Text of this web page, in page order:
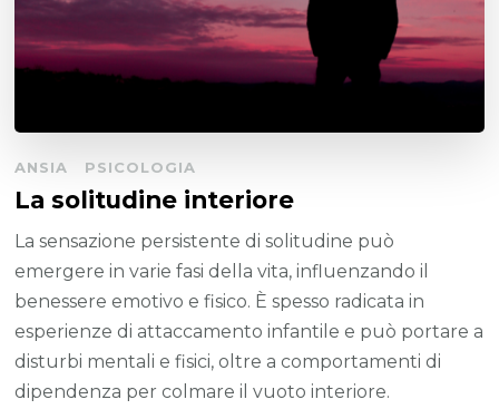
ANSIA PSICOLOGIA
La solitudine interiore
La sensazione persistente di solitudine può
emergere in varie fasi della vita, influenzando il
benessere emotivo e fisico. È spesso radicata in
esperienze di attaccamento infantile e può portare a
disturbi mentali e fisici, oltre a comportamenti di
dipendenza per colmare il vuoto interiore.